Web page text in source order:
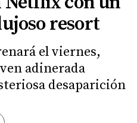
resort
el viernes,
adinerada
desaparición